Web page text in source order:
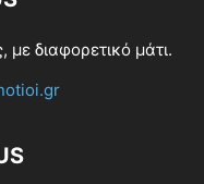
με διαφορετικό μάτι.